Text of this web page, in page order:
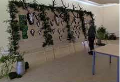
Jäger helfen beim
Aufräumen –
Erfolgreicher
Subbotnik